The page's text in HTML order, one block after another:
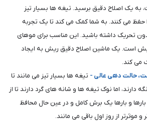
یک اصلاح دقیق برسید. تیغه ها بسیار تیز
حفظ می کنند. به شما کمک می کند تا یک تجربه
تحریک داشته باشید. این مناسب برای موهای
است. یک ماشین اصلاح دقیق ریش به ایجاد
می کند.
حالت دهی عالی - تیغه ها بسیار تیز می مانند تا
دارند، اما نوک تیغه ها و شانه های گرد دارند تا از
و بارها یک برش کامل و در عین حال محافظ
و موثرتر از روز اول باقی می مانند.